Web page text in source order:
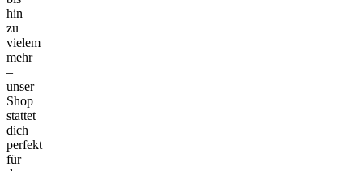
hin
zu
vielem
mehr
–
unser
Shop
stattet
dich
perfekt
für